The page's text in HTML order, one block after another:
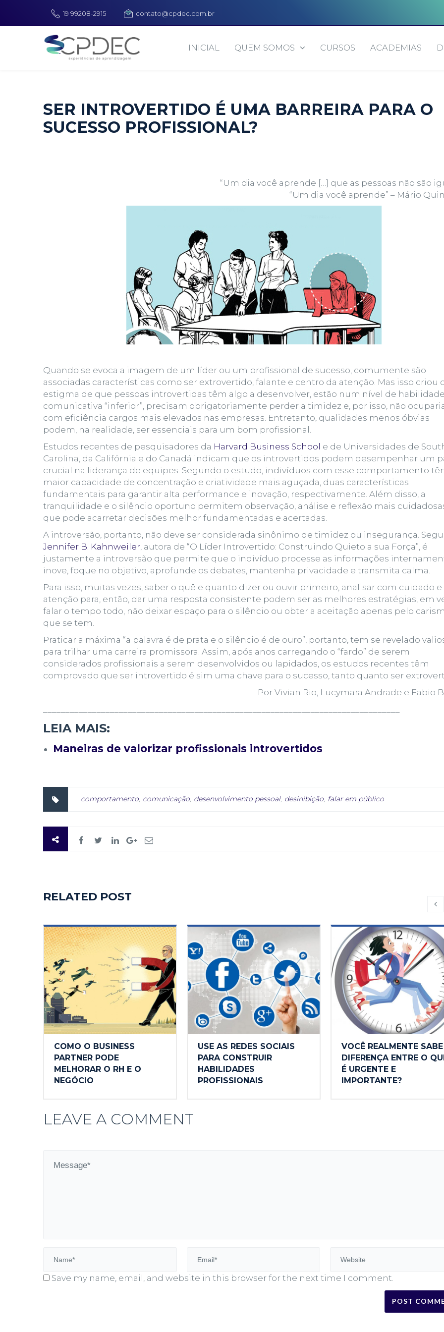
19 99208-2915 contato@cpdec.com.br
INICIAL QUEM SOMOS CURSOS ACADEMIAS
SER INTROVERTIDO É UMA BARREIRA PARA O
SUCESSO PROFISSIONAL?
“Um dia você aprende […] que as pessoas não são
“Um dia você aprende” – Mário
Quando se evoca a imagem de um líder ou um profissional de sucesso, comumente são
associadas características como ser extrovertido , falante e centro da atenção. Mas isso criou
estigma de que pessoas introvertidas têm algo a desenvolver, estão num nível de habilidade
comunicativa “inferior”, precisam obrigatoriamente perder a timidez e, por isso, não
com eficiência cargos mais elevados nas empresas. Entretanto, qualidades menos óbvias
podem, na realidade, ser essenciais para um bom profissional.
Estudos recentes de pesquisadores da Harvard Business School e de Universidades de
Carolina, da Califórnia e do Canadá indicam que os introvertidos podem desempenhar um
crucial na liderança de equipes. Segundo o estudo, indivíduos com esse comportamento
maior capacidade de concentração e criatividade mais aguçada, duas características
fundamentais para garantir alta performance e inovação, respectivamente. Além disso, a
tranquilidade e o silêncio oportuno permitem observação, análise e reflexão mais
que pode acarretar decisões melhor fundamentadas e acertadas.
A introversão, portanto, não deve ser considerada sinônimo de timidez ou insegurança.
Jennifer B. Kahnweiler , autora de “O Líder Introvertido: Construindo Quieto a sua Força”, é
justamente a introversão que permite que o indivíduo processe as informações
inove, foque no objetivo, aprofunde os debates, mantenha privacidade e transmita calma.
Para isso, muitas vezes, saber o quê e quanto dizer ou ouvir primeiro, analisar com cuidado e
atenção para, então, dar uma resposta consistente podem ser as melhores estratégias, em
falar o tempo todo, não deixar espaço para o silêncio ou obter a aceitação apenas pelo
que se tem.
Praticar a máxima “a palavra é de prata e o silêncio é de ouro”, portanto, tem se revelado
para trilhar uma carreira promissora. Assim, após anos carregando o “fardo” de serem
considerados profissionais a serem desenvolvidos ou lapidados, os estudos recentes têm
comprovado que ser introvertido é sim uma chave para o sucesso, tanto quanto ser
Por Vivian Rio, Lucymara Andrade e Fabio
LEIA MAIS:
Maneiras de valorizar profissionais introvertidos
comportamento, comunicação, desenvolvimento pessoal, desinibição, falar em público
RELATED POST
COMO O BUSINESS
PARTNER PODE
MELHORAR O RH E O
NEGÓCIO
USE AS REDES SOCIAIS
PARA CONSTRUIR
HABILIDADES
PROFISSIONAIS
VOCÊ REALMENTE
DIFERENÇA ENTRE O
É URGENTE E
IMPORTANTE?
LEAVE A COMMENT
Save my name, email, and website in this browser for the next time I comment.